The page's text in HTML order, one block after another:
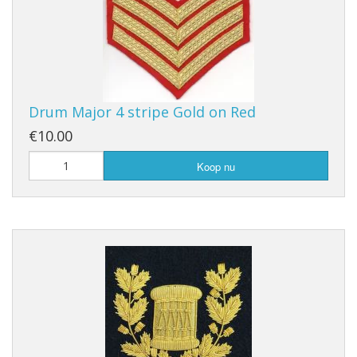
Drum Major 4 stripe Gold on Red
€10.00
Koop nu